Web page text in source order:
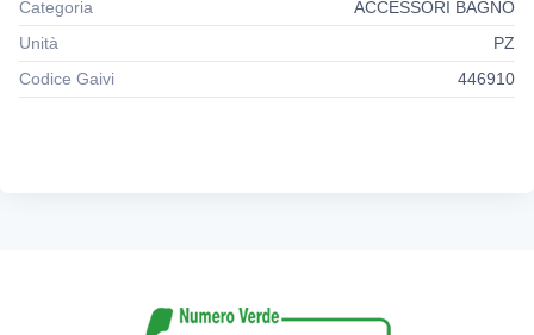
Categoria
ACCESSORI BAGNO
Unità
PZ
Codice Gaivi
446910